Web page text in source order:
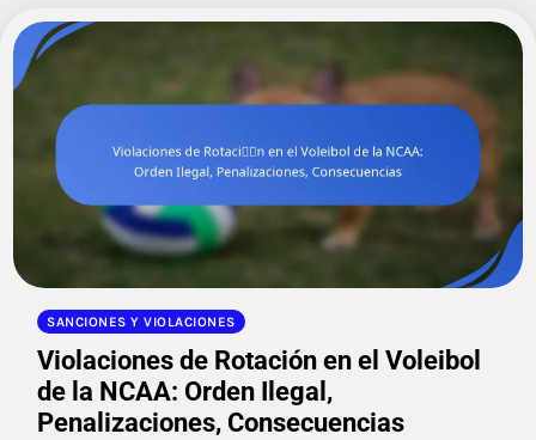
SANCIONES Y VIOLACIONES
Violaciones de Rotación en el Voleibol
de la NCAA: Orden Ilegal,
Penalizaciones, Consecuencias